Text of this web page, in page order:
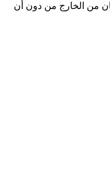
يعمل يؤثر على الإنسان من الخارج من دون أن